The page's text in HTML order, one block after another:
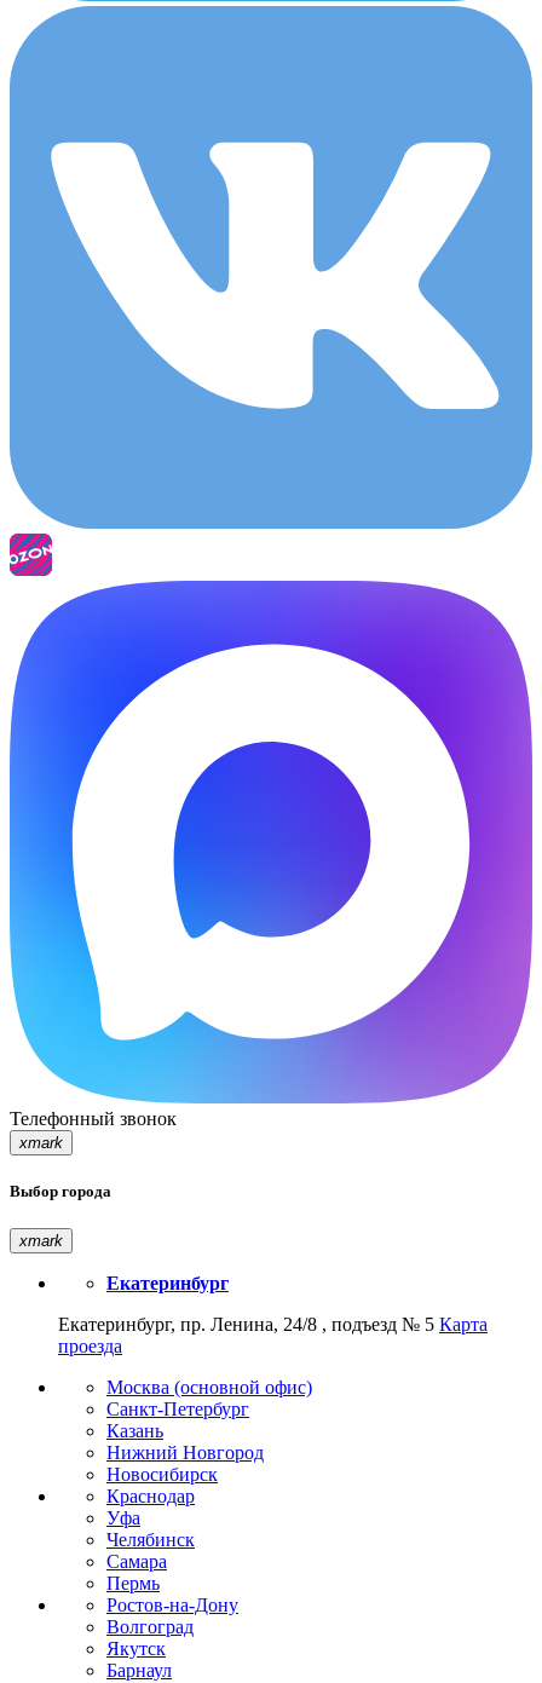
Телефонный звонок
xmark
Выбор города
xmark
Екатеринбург
Екатеринбург, пр. Ленина, 24/8 , подъезд № 5 Карта
проезда
Москва (основной офис)
Санкт-Петербург
Казань
Нижний Новгород
Новосибирск
Краснодар
Уфа
Челябинск
Самара
Пермь
Ростов-на-Дону
Волгоград
Якутск
Барнаул